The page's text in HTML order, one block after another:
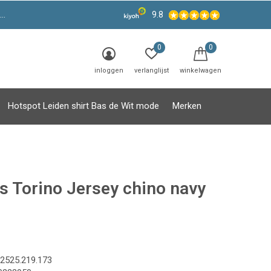
Hotspot Leiden shirt Bas de Wit mode Merken
inloggen verlanglijst
0
winkelwagen
0
9.8
Torino Jersey chino navy